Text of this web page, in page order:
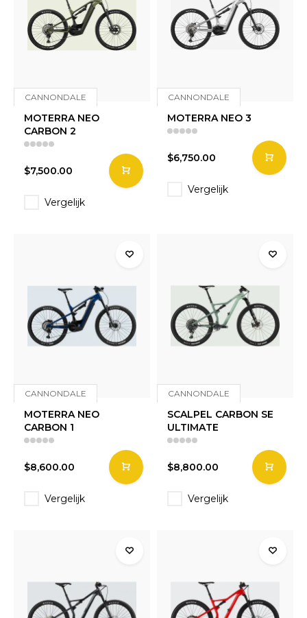
CANNONDALE
MOTERRA NEO
CARBON 2
$7,500.00
Vergelijk
CANNONDALE
MOTERRA NEO 3
$6,750.00
Vergelijk
CANNONDALE
MOTERRA NEO
CARBON 1
$8,600.00
Vergelijk
CANNONDALE
SCALPEL CARBON SE
ULTIMATE
$8,800.00
Vergelijk